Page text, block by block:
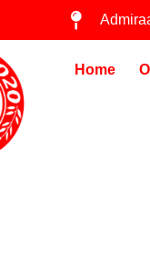
Home